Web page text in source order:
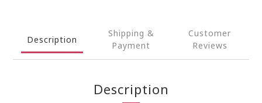
Description
Shipping &
Payment
Customer
Reviews
Description